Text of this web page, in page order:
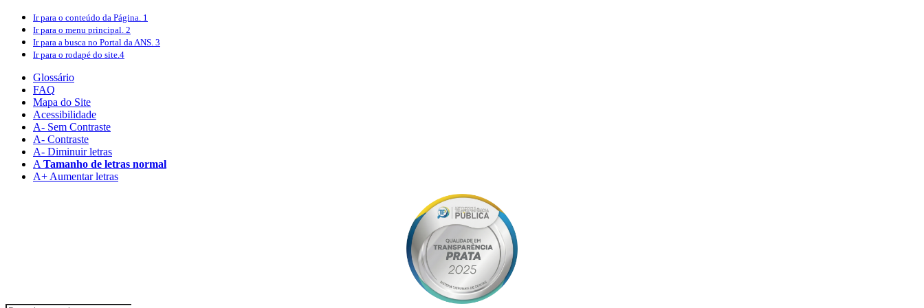
Ir para o conteúdo da Página. 1
Ir para o menu principal. 2
Ir para a busca no Portal da ANS. 3
Ir para o rodapé do site.4
Glossário
FAQ
Mapa do Site
Acessibilidade
A- Sem Contraste
A- Contraste
A- Diminuir letras
A Tamanho de letras normal
A+ Aumentar letras